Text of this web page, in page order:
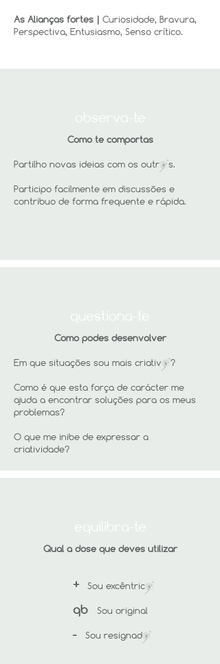
As Alianças fortes |
Curiosidade, Bravura,
Perspectiva, Entusiasmo, Senso crítico.
Como te comportas
Partilho novas ideias com os outr§s.
Participo facilmente em discussões e
contribuo de forma frequente e rápida.
Como podes desenvolver
Em que situações sou mais criativ§?
Como é que esta força de carácter me
ajuda a encontrar soluções para os meus
problemas?
O que me inibe de expressar a
criatividade?
Qual a dose que deves utilizar
+Sou excêntric§
qb Sou original
- Sou resignad§